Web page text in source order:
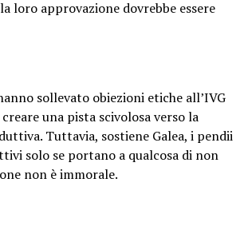
loro approvazione dovrebbe essere
sollevato obiezioni etiche all’IVG
una pista scivolosa verso la
Tuttavia, sostiene Galea, i pendii
solo se portano a qualcosa di non
non è immorale.